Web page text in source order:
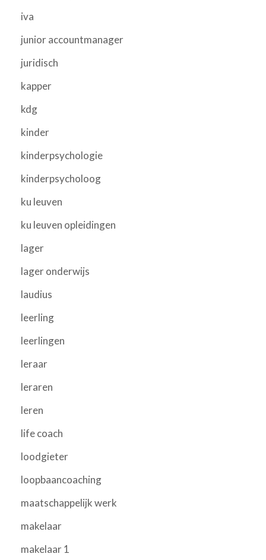
iva
junior accountmanager
juridisch
kapper
kdg
kinder
kinderpsychologie
kinderpsycholoog
ku leuven
ku leuven opleidingen
lager
lager onderwijs
laudius
leerling
leerlingen
leraar
leraren
leren
life coach
loodgieter
loopbaancoaching
maatschappelijk werk
makelaar
makelaar 1